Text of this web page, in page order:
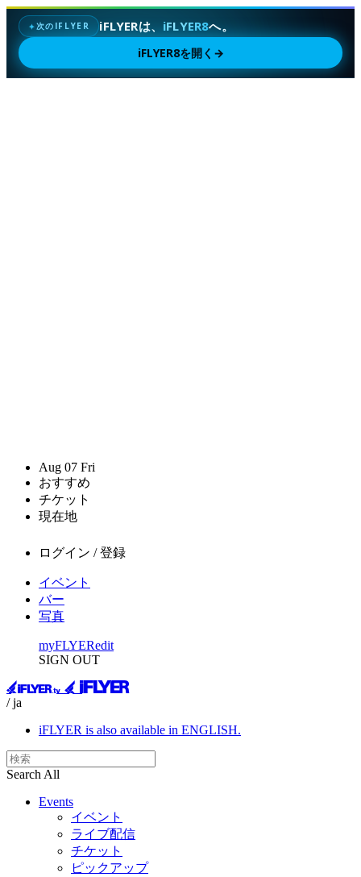
✦次のIFLYER iFLYERは、 iFLYER8へ。
iFLYER8を開く →
Aug 07 Fri
おすすめ
チケット
現在地
ログイン / 登録
イベント
バー
写真
myFLYERedit
SIGN OUT
/ ja
iFLYER is also available in ENGLISH.
Search All
Events
イベント
ライブ配信
チケット
ピックアップ